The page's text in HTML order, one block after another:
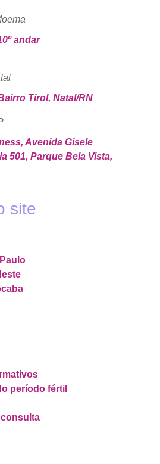
andar
Tirol, Natal/RN
Avenida Gisele
501, Parque Bela Vista,
site
período fértil